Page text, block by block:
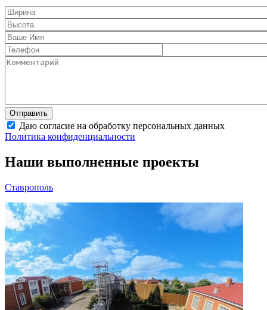
Даю согласие на обработку персональных данных
Политика конфиденциальности
Наши выполненные проекты
Ставрополь